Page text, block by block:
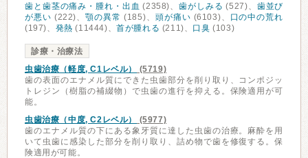
歯と歯茎の痛み・腫れ・出血 (2358)、歯がしみる (527)、 歯並び
が悪い (222)、顎の異常 (185)、 頭が痛い (6103)、
口の中の荒れ
(197)、 発熱 (11444)、首が腫れる (211)、 口臭 (103)
診療・治療法
虫歯治療（軽度, C1レベル）
(5719)
歯の表面のエナメル質にできた虫歯部分を削り取り、コンポジッ
トレジン（樹脂の補綴物）で虫歯の進行を抑える。保険適用が可
能。
虫歯治療（中度, C2レベル）
(5977)
歯のエナメル質の下にある象牙質に達した虫歯の治療。麻酔を用
いて虫歯に感染した部分を削り取り、詰め物で歯を修復する。保
険適用が可能。